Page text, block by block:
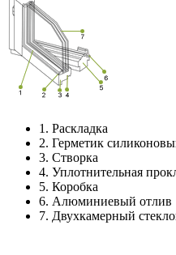
1. Раскладка
2. Герметик
3. Створка
4. Уплотнительная
5. Коробка
6. Алюминиевый отлив
7. Двухкамерный